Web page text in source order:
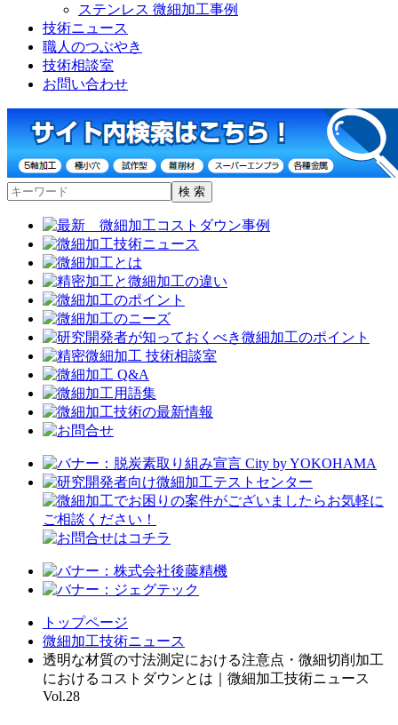
ステンレス 微細加工事例
技術ニュース
職人のつぶやき
技術相談室
お問い合わせ
トップページ
微細加工技術ニュース
透明な材質の寸法測定における注意点・微細切削加工
におけるコストダウンとは｜微細加工技術ニュース
Vol.28